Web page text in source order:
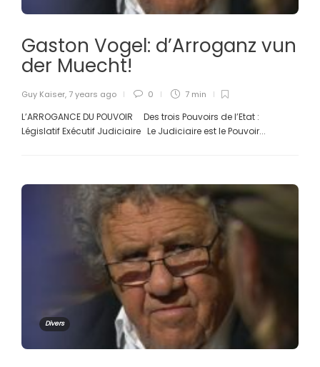
Gaston Vogel: d’Arroganz vun
der Muecht!
Guy Kaiser, 7 years ago 0 7 min
L’ARROGANCE DU POUVOIR Des trois Pouvoirs de l’Etat :
Législatif Exécutif Judiciaire Le Judiciaire est le Pouvoir...
Divers